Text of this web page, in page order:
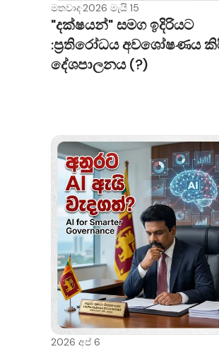
මතවාද·2026 මැයි 15
"දක්ෂයන්" සමග ඉදිරියට
:ප්‍රතිරෝධය අවශෝෂණය
දේශපාලනය (?)
2026 අප් 6